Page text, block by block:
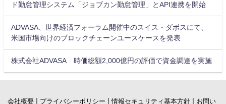
ド勤怠管理システム「ジョブカン勤怠管理」とAPI連携を開始
ADVASA、世界経済フォーラム開催中のスイス・ダボスにて、
米国市場向けのブロックチェーンユースケースを発表
株式会社ADVASA 時価総額2,000億円の評価で資金調達を実施
会社概要 | プライバシーポリシー |情報セキュリティ基本方針 | お問い